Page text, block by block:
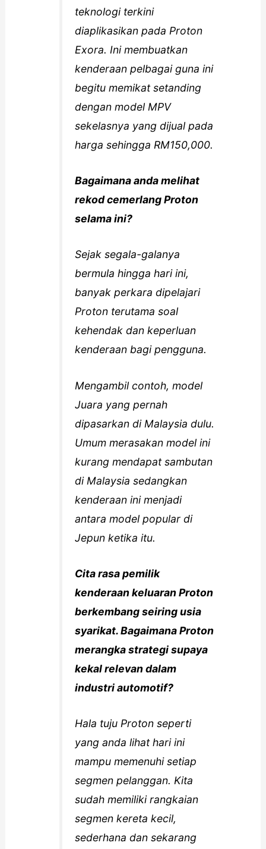
teknologi terkini
diaplikasikan pada Proton
Exora. Ini membuatkan
kenderaan pelbagai guna ini
begitu memikat setanding
dengan model MPV
sekelasnya yang dijual pada
harga sehingga RM150,000.
Bagaimana anda melihat
rekod cemerlang Proton
selama ini?
Sejak segala-galanya
bermula hingga hari ini,
banyak perkara dipelajari
Proton terutama soal
kehendak dan keperluan
kenderaan bagi pengguna.
Mengambil contoh, model
Juara yang pernah
dipasarkan di Malaysia dulu.
Umum merasakan model ini
kurang mendapat sambutan
di Malaysia sedangkan
kenderaan ini menjadi
antara model popular di
Jepun ketika itu.
Cita rasa pemilik
kenderaan keluaran Proton
berkembang seiring usia
syarikat. Bagaimana Proton
merangka strategi supaya
kekal relevan dalam
industri automotif?
Hala tuju Proton seperti
yang anda lihat hari ini
mampu memenuhi setiap
segmen pelanggan. Kita
sudah memiliki rangkaian
segmen kereta kecil,
sederhana dan sekarang